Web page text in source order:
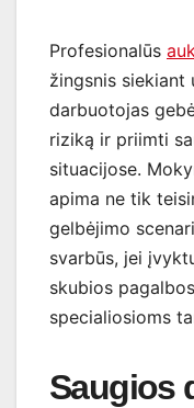
Profesionalūs
žingsnis
darbuotojas
riziką ir priimti
situacijose.
apima ne tik
gelbėjimo
svarbūs, jei
skubios
specialiosioms
Saugios